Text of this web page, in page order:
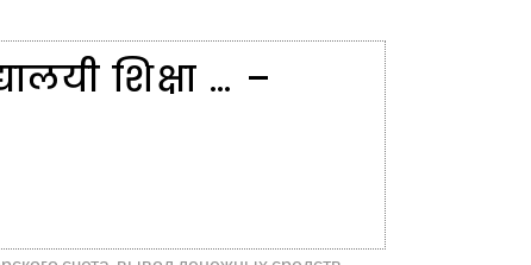
शिक्षा … –